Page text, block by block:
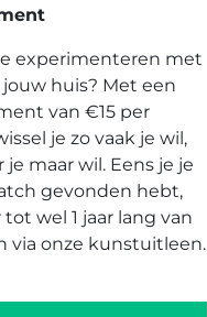
experimenteren met
huis? Met een
van €15 per
je zo vaak je wil,
je maar wil. Eens je je
gevonden hebt,
tot wel 1 jaar lang van
via onze kunstuitleen.